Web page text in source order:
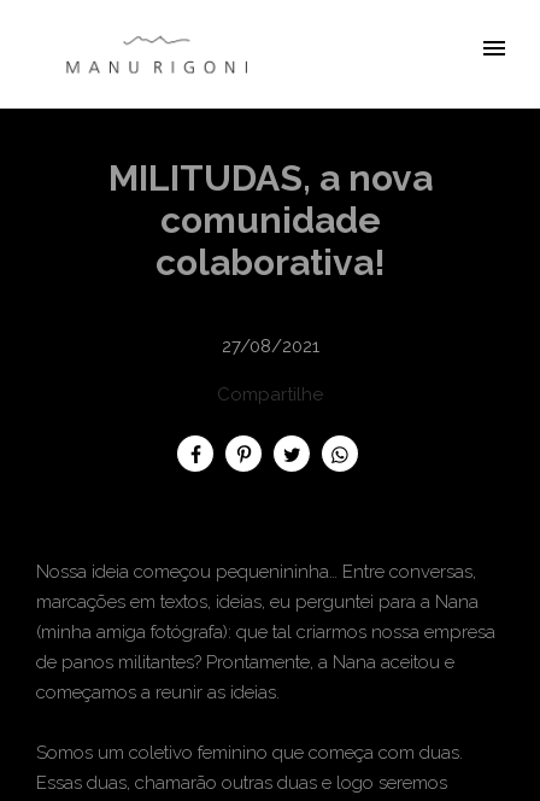
menu
MILITUDAS, a nova
comunidade
colaborativa!
27/08/2021
Compartilhe
Nossa ideia começou pequenininha… Entre conversas,
marcações em textos, ideias, eu perguntei para a Nana
(minha amiga fotógrafa): que tal criarmos nossa empresa
de panos militantes? Prontamente, a Nana aceitou e
começamos a reunir as ideias.
Somos um coletivo feminino que começa com duas.
Essas duas, chamarão outras duas e logo seremos